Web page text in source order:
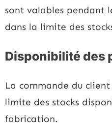
sont valables pendant
dans la limite des
Disponibilité des
La commande du
limite des stocks
fabrication.